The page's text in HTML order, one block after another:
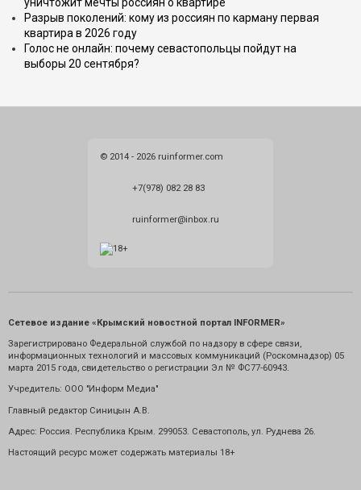
Разрыв поколений: кому из россиян по карману первая
квартира в 2026 году
Голос не онлайн: почему севастопольцы пойдут на
выборы 20 сентября?
© 2014 - 2026 ruinformer.com
+7(978) 082 28 83
ruinformer@inbox.ru
Сетевое издание «Крымский новостной портал INFORMER»
Зарегистрировано Федеральной службой по надзору в сфере связи,
информационных технологий и массовых коммуникаций (Роскомнадзор) 05
марта 2015 года, свидетельство о регистрации Эл № ФС77-60943.
Учредитель: ООО "Информ Медиа"
Главный редактор Синицын А.В.
Адрес: Россия. Республика Крым. 299053. Севастополь, ул. Руднева 26.
Настоящий ресурс может содержать материалы 18+